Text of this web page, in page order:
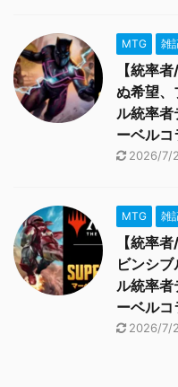
MTG 雑
【統率
ぬ希望、
ル統率者
ーベルコ
2026/7/
MTG 雑
【統率
ビンシ
ル統率者
ーベルコ
2026/7/